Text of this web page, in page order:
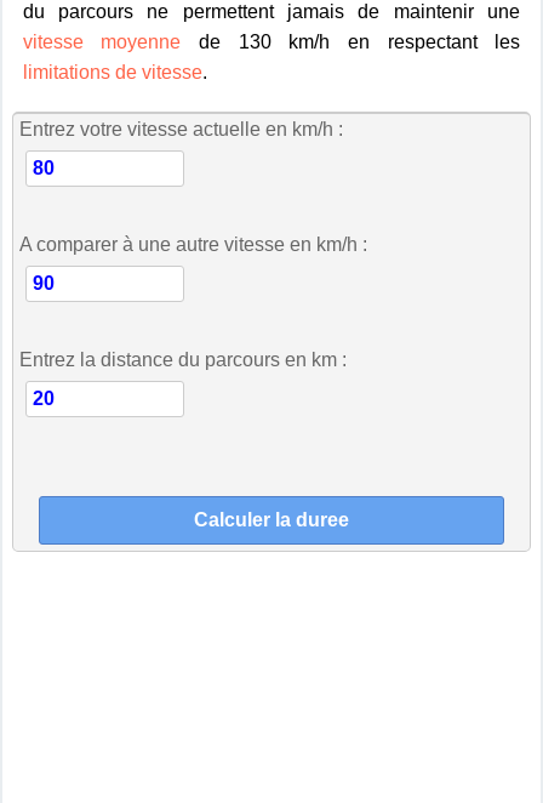
du parcours ne permettent jamais de maintenir une
vitesse moyenne de 130 km/h en respectant les
limitations de vitesse.
Entrez votre vitesse actuelle en km/h :
A comparer à une autre vitesse en km/h :
Entrez la distance du parcours en km :